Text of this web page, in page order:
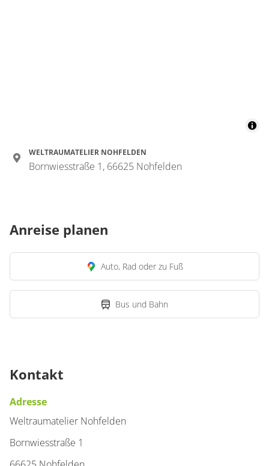
WELTRAUMATELIER NOHFELDEN
Bornwiesstraße 1, 66625 Nohfelden
Anreise planen
Auto, Rad oder zu Fuß
Bus und Bahn
Kontakt
Adresse
Weltraumatelier Nohfelden
Bornwiesstraße 1